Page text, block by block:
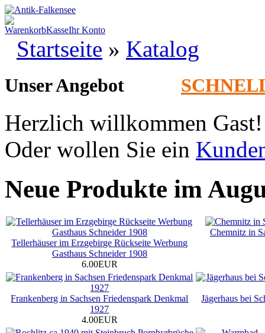
WarenkorbKasseIhr Konto
Startseite » Katalog
Unser Angebot
Herzlich willkommen Gast!
Oder wollen Sie ein
Neue Produkte im
Tellerhäuser im Erzgebirge Rückseite Werbung
Gasthaus Schneider 1908
6.00EUR
Chemnitz in
Frankenberg in Sachsen Friedenspark Denkmal
1927
4.00EUR
Jägerhaus bei